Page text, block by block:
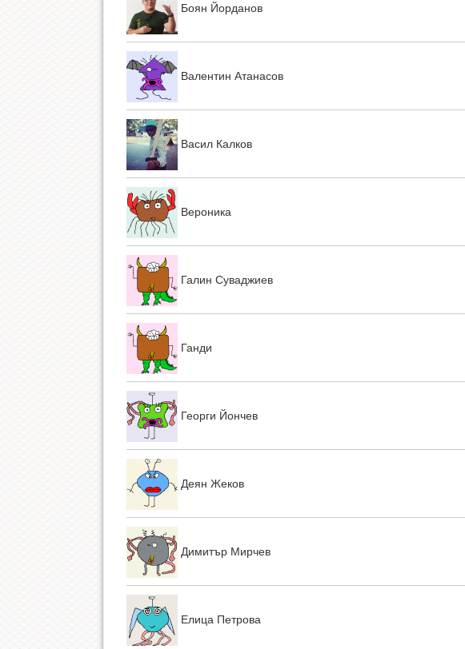
Боян Йорданов
Валентин Атанасов
Васил Калков
Вероника
Галин Суваджиев
Ганди
Георги Йончев
Деян Жеков
Димитър Мирчев
Елица Петрова